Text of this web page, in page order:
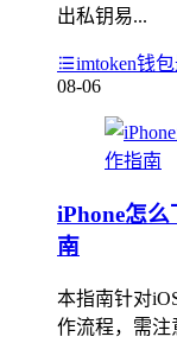
出私钥易...
imtoken钱
08-06
iPhone怎
南
本指南针对
作流程，需注